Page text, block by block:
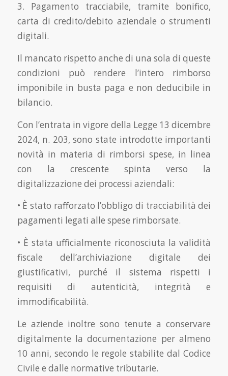
3. Pagamento tracciabile, tramite bonifico,
carta di credito/debito aziendale o strumenti
digitali.
Il mancato rispetto anche di una sola di queste
condizioni può rendere l’intero rimborso
imponibile in busta paga e non deducibile in
bilancio.
Con l’entrata in vigore della Legge 13 dicembre
2024, n. 203, sono state introdotte importanti
novità in materia di rimborsi spese, in linea
con la crescente spinta verso la
digitalizzazione dei processi aziendali:
• È stato rafforzato l’obbligo di tracciabilità dei
pagamenti legati alle spese rimborsate.
• È stata ufficialmente riconosciuta la validità
fiscale dell’archiviazione digitale dei
giustificativi, purché il sistema rispetti i
requisiti di autenticità, integrità e
immodificabilità.
Le aziende inoltre sono tenute a conservare
digitalmente la documentazione per almeno
10 anni, secondo le regole stabilite dal Codice
Civile e dalle normative tributarie.